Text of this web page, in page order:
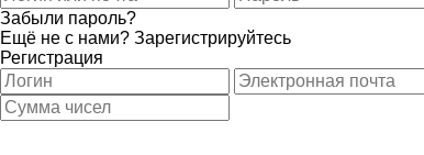
Забыли пароль?
Ещё не с нами? Зарегистрируйтесь
Регистрация